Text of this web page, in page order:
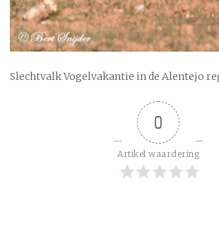
Slechtvalk Vogelvakantie in de Alentejo
0
Artikel waardering